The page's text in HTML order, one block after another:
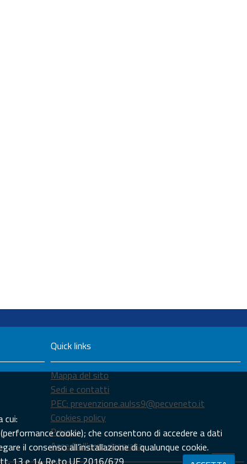
Quick links
Mappa del sito
Sedi e contatti
PEC: prevenzione.aulss9@pecveneto.it
Cookies policy
Privacy
Accedi all'area riservata
cui:
cookie); che consentono di accedere a dati
il consenso all’installazione di qualunque cookie.
13 e 14 Re.to UE 2016/679